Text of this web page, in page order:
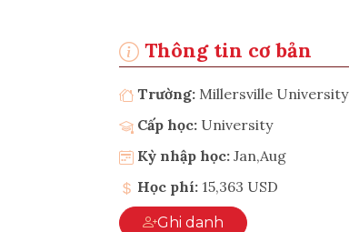
Thông tin cơ bản
Trường: Millersville University
Cấp học: University
Kỳ nhập học: Jan,Aug
Học phí: 15,363 USD
Ghi danh